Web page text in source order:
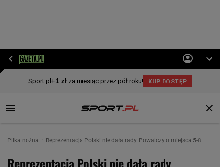
Piłka nożna Reprezentacja Polski nie dała rady. Powalczy o miejsca 5-8
Reprezentacja Polski nie dała rady.